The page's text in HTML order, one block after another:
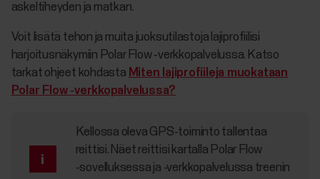
askeltiheyden ja matkan.
Voit lisätä tehon ja muita juoksutilastoja lajiprofiilisi
harjoitusnäkymiin Polar Flow ‑verkkopalvelussa. Katso
tarkat ohjeet kohdasta Miten lajiprofiileja muokataan
Polar Flow ‑verkkopalvelussa?
Kellossa oleva GPS-toiminto tallentaa
reittisi. Näet reittisi kartalla Polar Flow
‑sovelluksessa ja -verkkopalvelussa treenin